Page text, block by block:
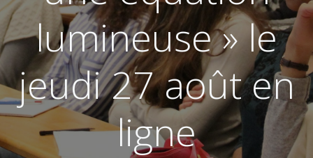
lumineuse » le
jeudi 27 août en
ligne